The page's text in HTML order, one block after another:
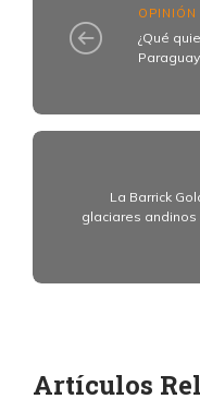
OPINIÓN
¿Qué
La Barrick
glaciares andinos
Artículos